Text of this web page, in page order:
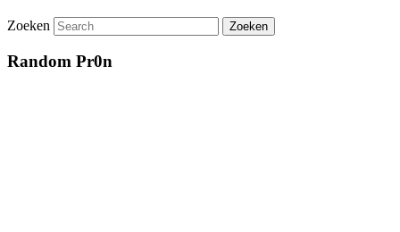
Zoeken
Random Pr0n